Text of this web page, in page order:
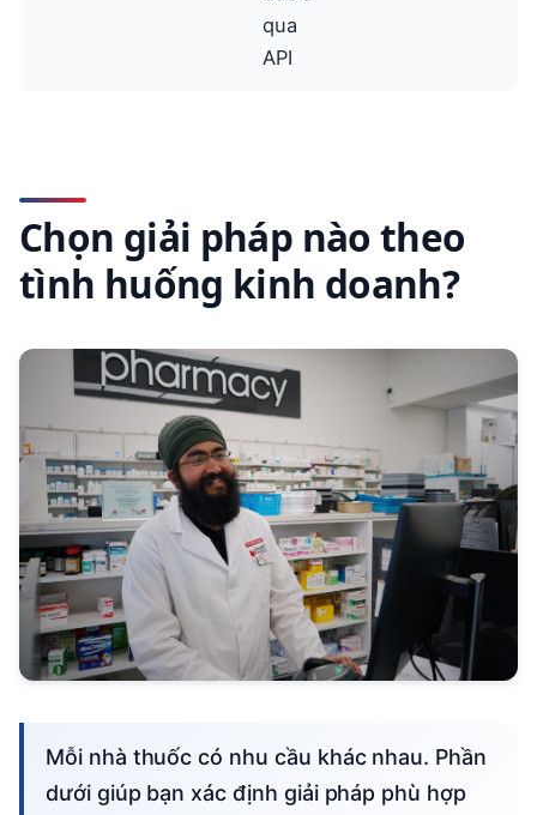
qua
API
Chọn giải pháp nào theo
tình huống kinh doanh?
Mỗi nhà thuốc có nhu cầu khác nhau. Phần
dưới giúp bạn xác định giải pháp phù hợp